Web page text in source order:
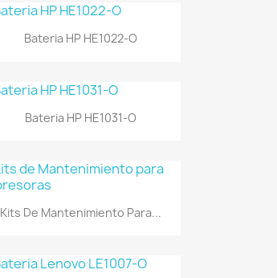
Vista rápida
Bateria HP HE1022-O
Vista rápida
Bateria HP HE1031-O
Vista rápida
Kits De Mantenimiento Para...